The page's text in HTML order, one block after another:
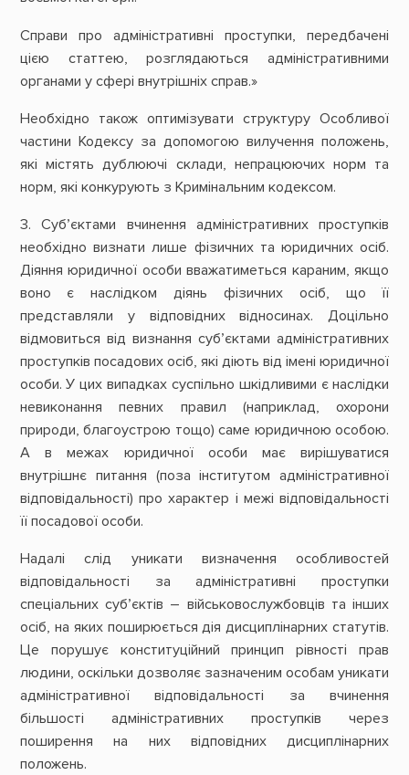
Справи про адміністративні проступки, передбачені
цією статтею, розглядаються адміністративними
органами у сфері внутрішніх справ.»
Необхідно також оптимізувати структуру Особливої
частини Кодексу за допомогою вилучення положень,
які містять дублюючі склади, непрацюючих норм та
норм, які конкурують з Кримінальним кодексом.
3. Суб’єктами вчинення адміністративних проступків
необхідно визнати лише фізичних та юридичних осіб.
Діяння юридичної особи вважатиметься караним, якщо
воно є наслідком діянь фізичних осіб, що її
представляли у відповідних відносинах. Доцільно
відмовиться від визнання суб’єктами адміністративних
проступків посадових осіб, які діють від імені юридичної
особи. У цих випадках суспільно шкідливими є наслідки
невиконання певних правил (наприклад, охорони
природи, благоустрою тощо) саме юридичною особою.
А в межах юридичної особи має вирішуватися
внутрішнє питання (поза інститутом адміністративної
відповідальності) про характер і межі відповідальності
її посадової особи.
Надалі слід уникати визначення особливостей
відповідальності за адміністративні проступки
спеціальних суб’єктів – військовослужбовців та інших
осіб, на яких поширюється дія дисциплінарних статутів.
Це порушує конституційний принцип рівності прав
людини, оскільки дозволяє зазначеним особам уникати
адміністративної відповідальності за вчинення
більшості адміністративних проступків через
поширення на них відповідних дисциплінарних
положень.